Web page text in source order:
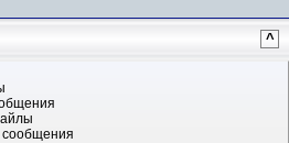
^
сообщения